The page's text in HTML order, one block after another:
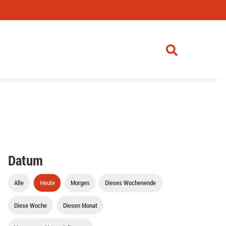
Datum
Alle Heute Morgen Dieses Wochenende
Diese Woche Diesen Monat